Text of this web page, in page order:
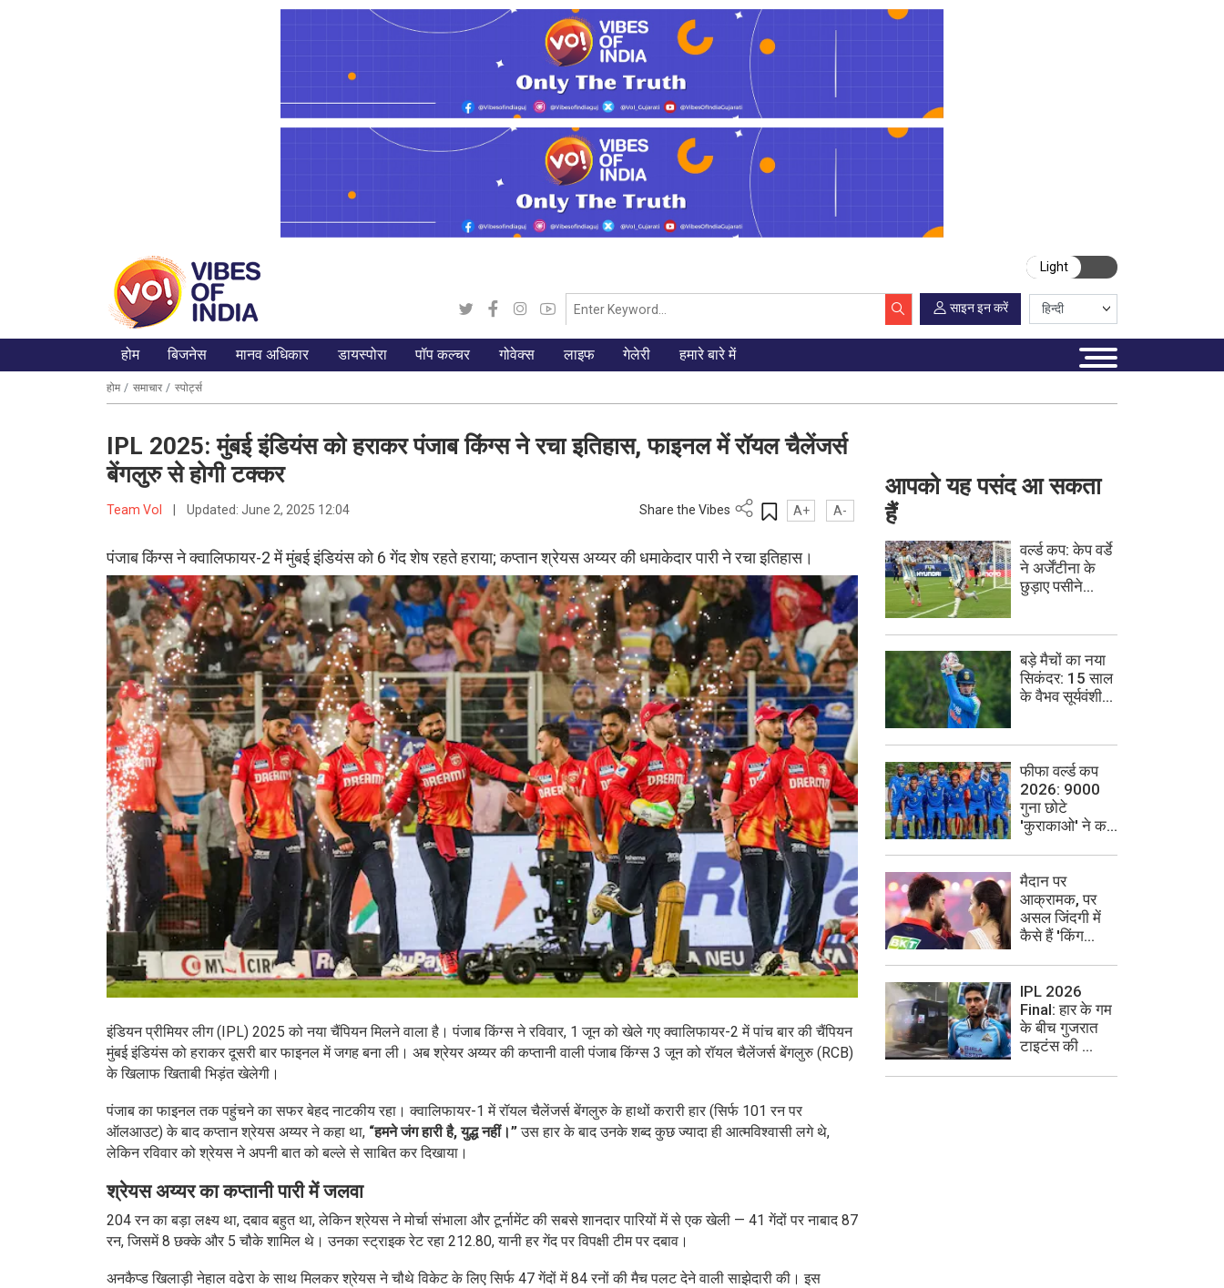
Light
साइन इन करें
होम बिजनेस मानव अधिकार डायस्पोरा पॉप कल्चर गोवेक्स लाइफ गेलेरी हमारे बारे में
होम समाचार स्पोर्ट्स
IPL 2025: मुंबई इंडियंस को हराकर पंजाब किंग्स ने रचा इतिहास, फाइनल में रॉयल चैलेंजर्स
बेंगलुरु से होगी टक्कर
Team VoI Updated: June 2, 2025 12:04 Share the Vibes A+ A-
पंजाब किंग्स ने क्वालिफायर-2 में मुंबई इंडियंस को 6 गेंद शेष रहते हराया; कप्तान श्रेयस अय्यर की धमाकेदार पारी ने रचा इतिहास।
इंडियन प्रीमियर लीग (IPL) 2025 को नया चैंपियन मिलने वाला है। पंजाब किंग्स ने रविवार, 1 जून को खेले गए क्वालिफायर-2 में पांच बार की चैंपियन
मुंबई इंडियंस को हराकर दूसरी बार फाइनल में जगह बना ली। अब श‍्रेयर अय्यर की कप्तानी वाली पंजाब किंग्स 3 जून को रॉयल चैलेंजर्स बेंगलुरु (RCB)
के खिलाफ खिताबी भिड़ंत खेलेगी।
पंजाब का फाइनल तक पहुंचने का सफर बेहद नाटकीय रहा। क्वालिफायर-1 में रॉयल चैलेंजर्स बेंगलुरु के हाथों करारी हार (सिर्फ 101 रन पर
ऑलआउट) के बाद कप्तान श्रेयस अय्यर ने कहा था, “हमने जंग हारी है, युद्ध नहीं।”उस हार के बाद उनके शब्द कुछ ज्यादा ही आत्मविश्वासी लगे थे,
लेकिन रविवार को श्रेयस ने अपनी बात को बल्ले से साबित कर दिखाया।
श्रेयस अय्यर का कप्तानी पारी में जलवा
204 रन का बड़ा लक्ष्य था, दबाव बहुत था, लेकिन श्रेयस ने मोर्चा संभाला और टूर्नामेंट की सबसे शानदार पारियों में से एक खेली — 41 गेंदों पर नाबाद 87
रन, जिसमें 8 छक्के और 5 चौके शामिल थे। उनका स्ट्राइक रेट रहा 212.80, यानी हर गेंद पर विपक्षी टीम पर दबाव।
अनकैप्ड खिलाड़ी नेहाल वढेरा के साथ मिलकर श्रेयस ने चौथे विकेट के लिए सिर्फ 47 गेंदों में 84 रनों की मैच पलट देने वाली साझेदारी की। इस
आपको यह पसंद आ सकता
हैं
वर्ल्ड कप: केप वर्डे
ने अर्जेंटीना के
छुड़ाए पसीने...
बड़े मैचों का नया
सिकंदर: 15 साल
के वैभव सूर्यवंशी...
फीफा वर्ल्ड कप
2026: 9000
गुना छोटे
'कुराकाओ' ने क...
मैदान पर
आक्रामक, पर
असल जिंदगी में
कैसे हैं 'किंग...
IPL 2026
Final: हार के गम
के बीच गुजरात
टाइटंस की ...